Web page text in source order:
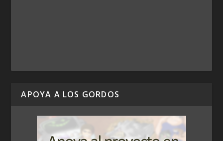
APOYA A LOS GORDOS